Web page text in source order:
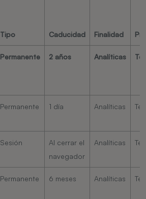
Tipo Caducidad Finalidad
Permanente 2 años Analíticas
Permanente 1 día Analíticas
Sesión
Al cerrar el
navegador
Analíticas
Permanente 6 meses Analíticas